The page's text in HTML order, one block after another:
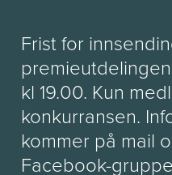
Frist for
kl 19.00. Kun
konkurransen.
kommer på mail
Facebook-